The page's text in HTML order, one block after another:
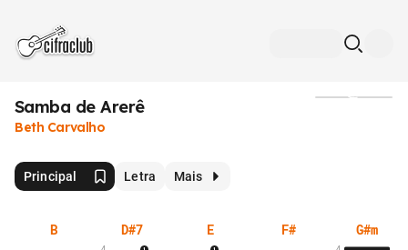
Samba de Arerê
Beth Carvalho
Principal Letra Mais
B D#7 E F# G#m